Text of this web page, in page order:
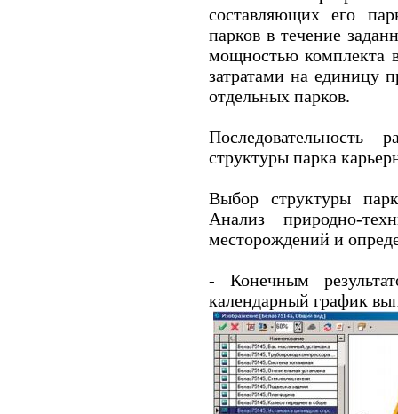
составляющих его
парков в течение
мощностью комплекта
затратами на единицу
отдельных парков.
Последовательность
структуры парка
Выбор структуры
Анализ природно-
месторождений и
- Конечным
календарный график